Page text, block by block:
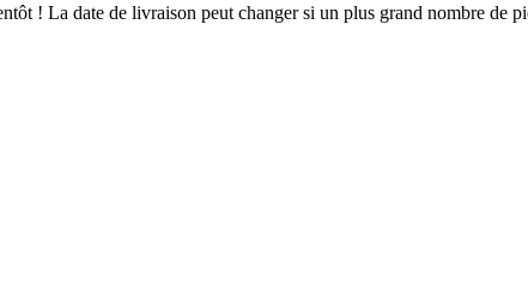
! La date de livraison peut changer si un plus grand nombre de